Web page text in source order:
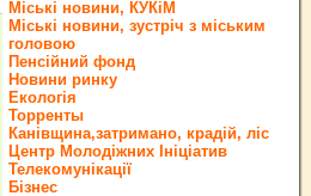
Міські новини, КУКіМ
Міські новини, зустріч з міським
головою
Пенсійний фонд
Новини ринку
Екологія
Торренты
Канівщина,затримано, крадій, ліс
Центр Молодіжних Ініціатив
Телекомунікації
Бізнес